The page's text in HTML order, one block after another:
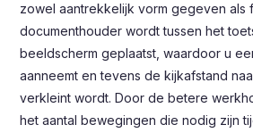
zowel aantrekkelijk vorm gegeven als
documenthouder wordt tussen het
beeldscherm geplaatst, waardoor u
aanneemt en tevens de kijkafstand
verkleint wordt. Door de betere
het aantal bewegingen die nodig zijn